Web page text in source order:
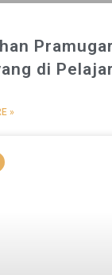
di
»